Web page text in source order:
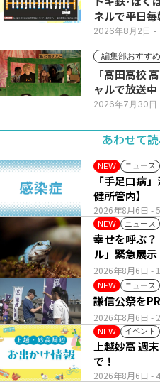
ネルで平日
2026年8月2日 -
編集部おすすめ
「高田高校
ャルで放送中
2026年7月30日
あわせて
NEW ニュース
2026年8月6日 -
「手足口病」流行 前の週の3倍に
健所管内】
NEW ニュース
2026年8月6日 -
幸せを呼ぶ
ル」緊急展示
NEW ニュース
2026年8月6日 -
謙信公祭を
NEW イベント
2026年8月6日 -
上越妙高 週
で！